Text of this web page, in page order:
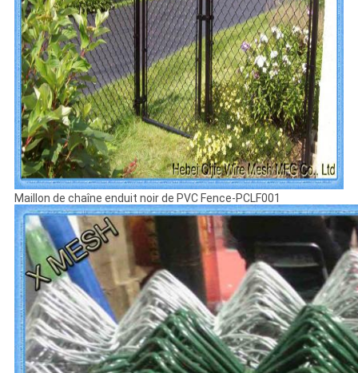
Maillon de chaîne enduit noir de PVC Fence-PCLF001